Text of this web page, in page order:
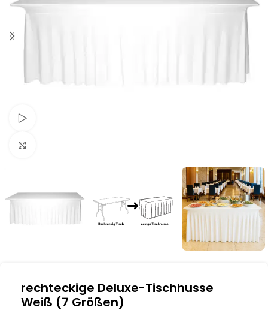
rechteckige Deluxe-Tischhusse
Weiß (7 Größen)